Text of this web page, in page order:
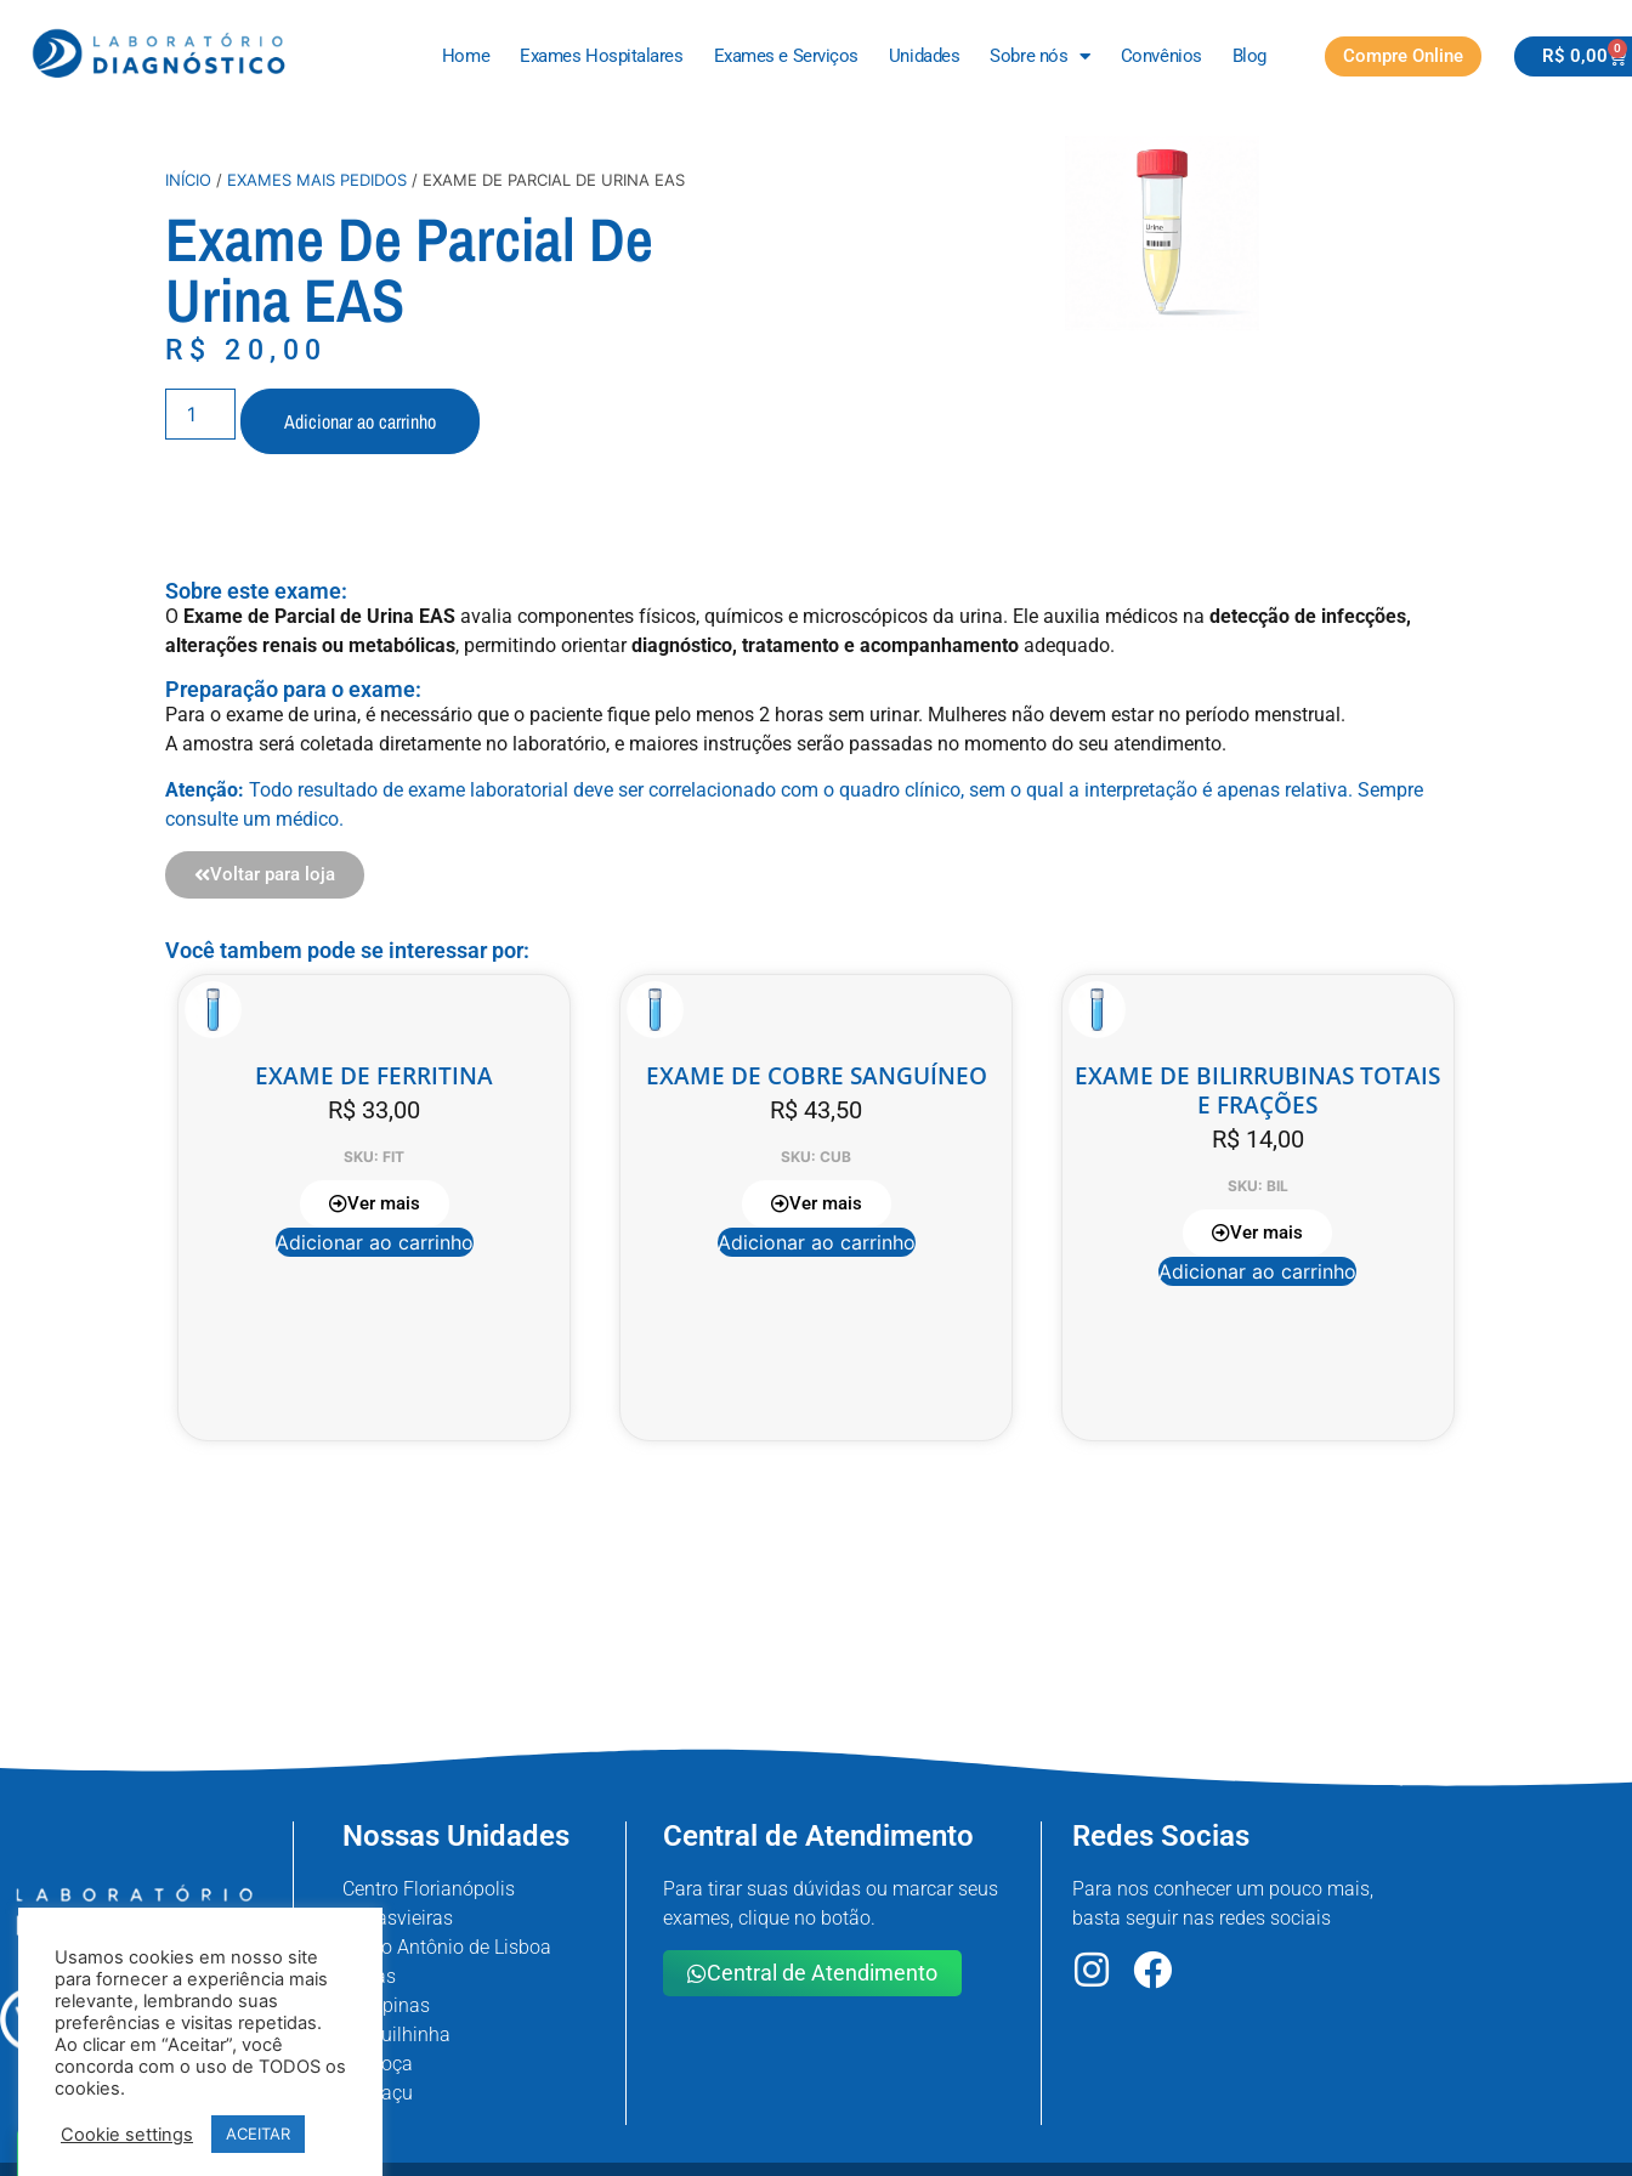
Home Exames Hospitalares Exames e Serviços Unidades Sobre nós Convênios Blog Compre Online R$ 0,00 0
INÍCIO / EXAMES MAIS PEDIDOS / EXAME DE PARCIAL DE URINA EAS
Exame De Parcial De
Urina EAS
R$ 20,00
Adicionar ao carrinho
Sobre este exame:
O Exame de Parcial de Urina EAS avalia componentes físicos, químicos e microscópicos da urina. Ele auxilia médicos nadetecção de infecções,
alterações renais ou metabólicas, permitindo orientardiagnóstico, tratamento e acompanhamento adequado.
Preparação para o exame:
Para o exame de urina, é necessário que o paciente fique pelo menos 2 horas sem urinar. Mulheres não devem estar no período menstrual.
A amostra será coletada diretamente no laboratório, e maiores instruções serão passadas no momento do seu atendimento.
Atenção: Todo resultado de exame laboratorial deve ser correlacionado com o quadro clínico, sem o qual a interpretação é apenas relativa. Sempre
consulte um médico.
Voltar para loja
Não achou o exame que
Você tambem pode se interessar por:
EXAME DE FERRITINA
R$ 33,00
SKU: FIT
Ver mais
Adicionar ao carrinho
EXAME DE COBRE SANGUÍNEO
R$ 43,50
SKU: CUB
Ver mais
Adicionar ao carrinho
EXAME DE BILIRRUBINAS TOTAIS
E FRAÇÕES
R$14,00
SKU: BIL
Ver mais
Adicionar ao carrinho
Nossas Unidades
Centro Florianópolis
Canasvieiras
Santo Antônio de Lisboa
Areias
Campinas
Forquilhinha
Palhoça
Biguaçu
Central de Atendimento
Para tirar suas dúvidas ou marcar seus
exames, clique no botão.
Central de Atendimento
Redes Socias
Para nos conhecer um pouco mais,
basta seguir nas redes sociais
Usamos cookies em nosso site
para fornecer a experiência mais
relevante, lembrando suas
preferências e visitas repetidas.
Ao clicar em “Aceitar”, você
concorda com o uso de TODOS os
cookies.
Cookie settings ACEITAR